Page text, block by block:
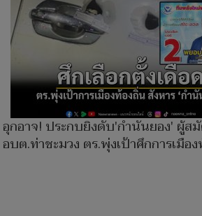
อุกอาจ! ประกบยิงดับ'กำนันยอง' ผู้สมั
อบต.ท่าชะมวง ตร.พุ่งเป้าศึกการเมือง